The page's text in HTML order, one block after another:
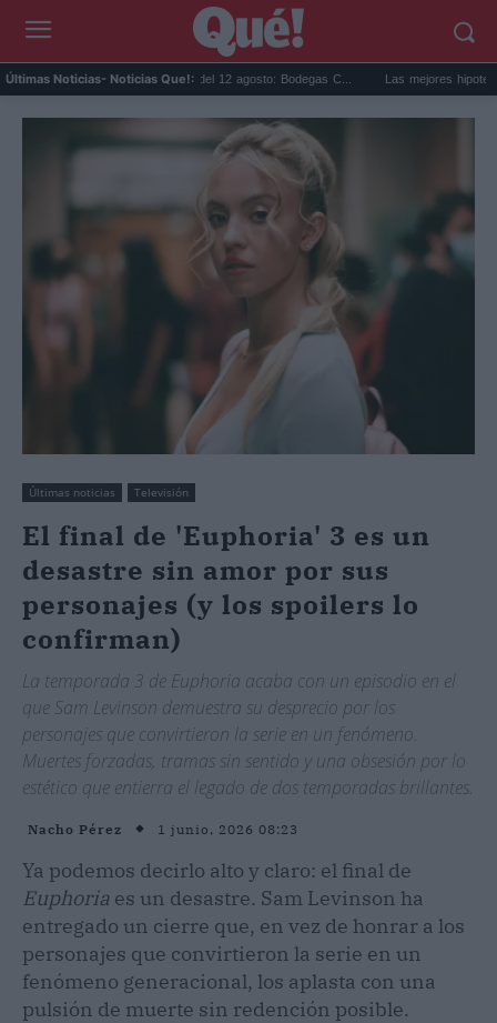
Últimas Noticias- Noticias Que!:
Eclipse solar en Cariñena del 12 agosto: Bodegas C... Las mejores hipotecas de
Últimas noticias Televisión
El final de 'Euphoria' 3 es un
desastre sin amor por sus
personajes (y los spoilers lo
confirman)
La temporada 3 de Euphoria acaba con un episodio en el
que Sam Levinson demuestra su desprecio por los
personajes que convirtieron la serie en un fenómeno.
Muertes forzadas, tramas sin sentido y una obsesión por lo
estético que entierra el legado de dos temporadas brillantes.
Nacho Pérez 1 junio, 2026 08:23
Ya podemos decirlo alto y claro: el final de
Euphoria es un desastre. Sam Levinson ha
entregado un cierre que, en vez de honrar a los
personajes que convirtieron la serie en un
fenómeno generacional, los aplasta con una
pulsión de muerte sin redención posible.